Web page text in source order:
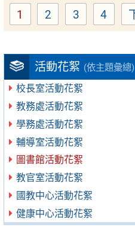
活動花絮 (依主題彙總)
校長室活動花絮
教務處活動花絮
學務處活動花絮
輔導室活動花絮
圖書館活動花絮
教官室活動花絮
國教中心活動花絮
健康中心活動花絮
Page
1 Page
2 Page
3 Page
4